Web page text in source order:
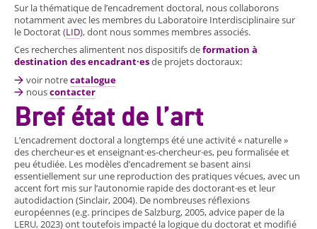
Sur la thématique de l’encadrement doctoral, nous collaborons
notammentavec les membres du Laboratoire Interdisciplinaire sur
le Doctorat (LID), dont nous sommes membres associés.
Ces recherches alimentent nos dispositifs deformation à
destination des encadrant·esde projets doctoraux:
voir notrecatalogue
nouscontacter
Bref état de l’art
L’encadrement doctoral a longtemps été une activité « naturelle »
des chercheur·es et enseignant·es-chercheur·es, peu formalisée et
peu étudiée. Les modèles d’encadrement se basent ainsi
essentiellement sur une reproduction des pratiques vécues, avec un
accent fort mis sur l’autonomie rapide des doctorant·es et leur
autodidaction (Sinclair, 2004). De nombreuses réflexions
européennes (e.g. principes de Salzburg, 2005, advice paper de la
LERU, 2023) ont toutefois impacté la logique du doctorat et modifié